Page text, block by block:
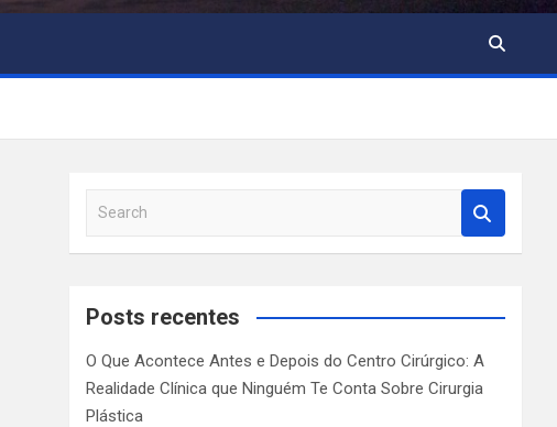
a
c
Posts recentes
O Que Acontece Antes e Depois do Centro Cirúrgico: A
Realidade Clínica que Ninguém Te Conta Sobre Cirurgia
Plástica